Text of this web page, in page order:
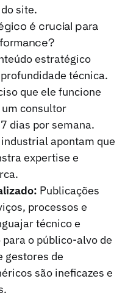
site.
é crucial para
estratégico
técnica.
que ele funcione
consultor
dias por semana.
apontam que
expertise e
Publicações
processos e
técnico e
o público-alvo de
gestores de
são ineficazes e